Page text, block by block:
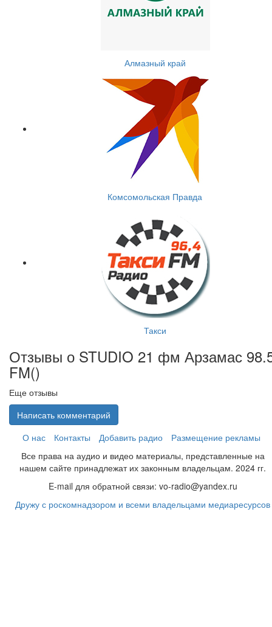
Алмазный край
Комсомольская Правда
Такси
Отзывы о STUDIO 21 фм Арзамас
FM()
Еще отзывы
Написать комментарий
О нас
Контакты Добавить радио
Размещение рекламы
Все права на аудио и видео материалы, представленные на
нашем сайте принадлежат их законным владельцам. 2024 гг.
E-mail для обратной связи: vo-radio@yandex.ru
Дружу с роскомнадзором и всеми владельцами медиаресурсов